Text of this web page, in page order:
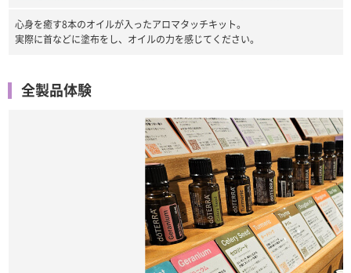
心身を癒す8本のオイルが入ったアロマタッチキット。
実際に首などに塗布をし、オイルの力を感じてください。
全製品体験